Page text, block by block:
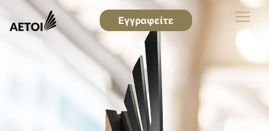
Εγγραφείτε